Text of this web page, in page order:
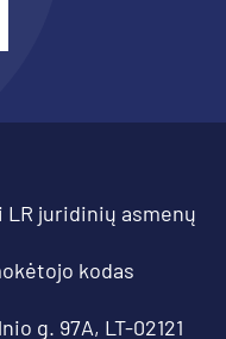
LR juridinių asmenų
kodas
g. 97A, LT-02121